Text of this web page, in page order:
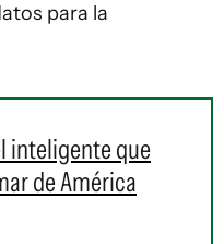
para la
inteligente que
de América